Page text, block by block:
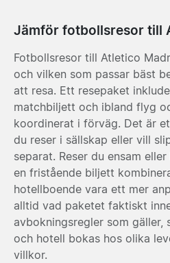
Jämför fotbollsresor till
Fotbollsresor till Atletico
och vilken som passar bäst
att resa. Ett resepaket
matchbiljett och ibland flyg
koordinerat i förväg. Det är
du reser i sällskap eller vill
separat. Reser du ensam
en fristående biljett
hotellboende vara ett mer
alltid vad paketet faktiskt
avbokningsregler som
och hotell bokas hos olika
villkor.